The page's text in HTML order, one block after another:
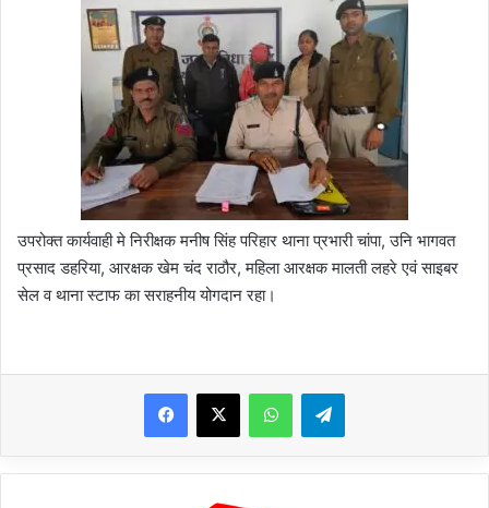
उपरोक्त कार्यवाही मे निरीक्षक मनीष सिंह परिहार थाना प्रभारी चांपा, उनि भागवत
प्रसाद डहरिया, आरक्षक खेम चंद राठौर, महिला आरक्षक मालती लहरे एवं साइबर
सेल व थाना स्टाफ का सराहनीय योगदान रहा।
WhatsAppTelegram